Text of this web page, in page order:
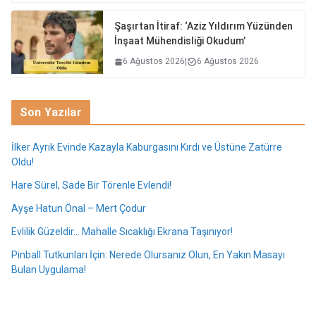
Şaşırtan İtiraf: ‘Aziz Yıldırım Yüzünden
İnşaat Mühendisliği Okudum’
6 Ağustos 2026 6 Ağustos 2026
Son Yazılar
İlker Ayrık Evinde Kazayla Kaburgasını Kırdı ve Üstüne Zatürre
Oldu!
Hare Sürel, Sade Bir Törenle Evlendi!
Ayşe Hatun Önal – Mert Çodur
Evlilik Güzeldir… Mahalle Sıcaklığı Ekrana Taşınıyor!
Pinball Tutkunları İçin: Nerede Olursanız Olun, En Yakın Masayı
Bulan Uygulama!